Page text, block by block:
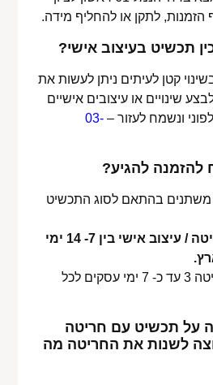
הזמנות, לתקן או להחליף מידה.
תכשיט בעיצוב אישי?
קטן לעיתים ניתן לעשות את
שינויים או עיצובים אישיים
ונשמח לעזור –03-
להזמנה להגיע?
משתנים בהתאם לסוג התכשיט
מוצרים עם חריטה / עיצוב אישי בין 7- 14 ימי
מוצרים ללא חריטה 3 עד כ- 7 ימי עסקים לכל
על תכשיט עם חריטה
לשנות את החריטה מה